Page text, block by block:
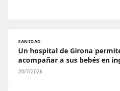
SANIDAD
Un hospital de Girona
acompañar a sus bebés en
20/7/2026